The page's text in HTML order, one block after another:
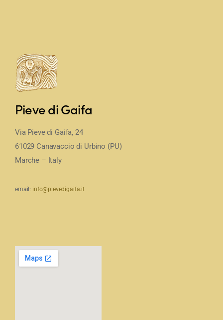
Pieve di Gaifa
Via Pieve di Gaifa, 24
61029 Canavaccio di Urbino (PU)
Marche – Italy
email: info@pievedigaifa.it